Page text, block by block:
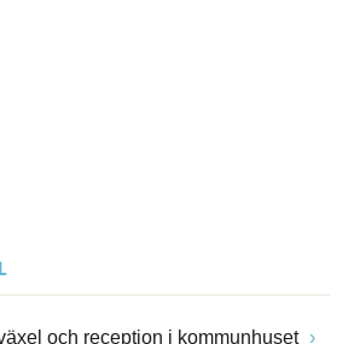
och reception i kommunhuset